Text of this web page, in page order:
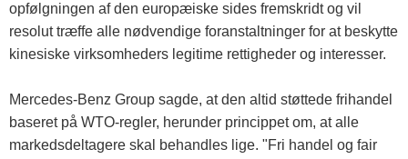
opfølgningen af ​​den europæiske sides fremskridt og vil
resolut træffe alle nødvendige foranstaltninger for at beskytte
kinesiske virksomheders legitime rettigheder og interesser.
Mercedes-Benz Group sagde, at den altid støttede frihandel
baseret på WTO-regler, herunder princippet om, at alle
markedsdeltagere skal behandles lige. "Fri handel og fair